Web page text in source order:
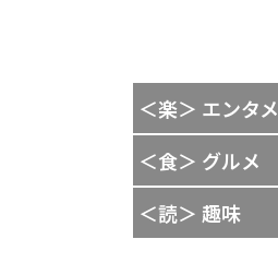
＜楽＞ エンタメ
＜食＞ グルメ
＜読＞ 趣味